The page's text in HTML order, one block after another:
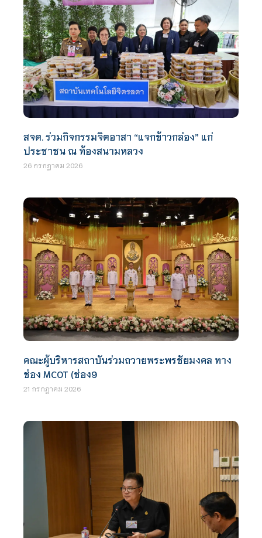
สจด. ร่วมกิจกรรมจิตอาสา “แจกข้าวกล่อง” แก่
ประชาชน ณ ท้องสนามหลวง
26 กรกฎาคม 2026
คณะผู้บริหารสถาบันร่วมถวายพระพรชัยมงคล ทาง
ช่อง MCOT (ช่อง9
21 กรกฎาคม 2026